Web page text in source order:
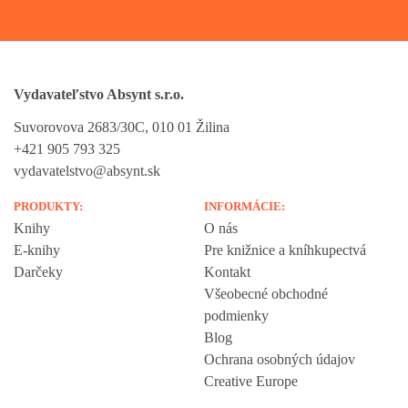
Vydavateľstvo Absynt s.r.o.
Suvorovova 2683/30C, 010 01 Žilina
+421 905 793 325
vydavatelstvo@absynt.sk
PRODUKTY:
Knihy
E-knihy
Darčeky
INFORMÁCIE:
O nás
Pre knižnice a kníhkupectvá
Kontakt
Všeobecné obchodné
podmienky
Blog
Ochrana osobných údajov
Creative Europe